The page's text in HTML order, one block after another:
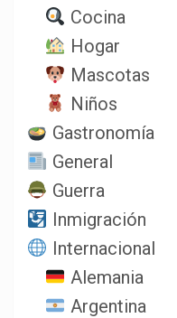
Cocina
Hogar
Mascotas
Niños
Gastronomía
General
Guerra
Inmigración
Internacional
Alemania
Argentina